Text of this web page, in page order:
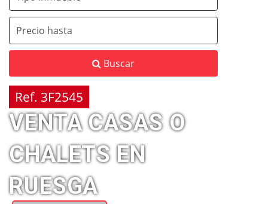
Buscar
Ref. 3F2545
VENTA CASAS O
CHALETS EN
RUESGA